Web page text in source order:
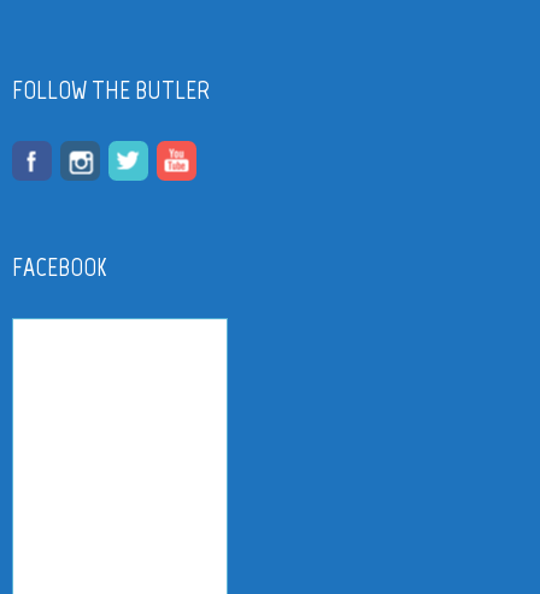
FOLLOW THE BUTLER
FACEBOOK